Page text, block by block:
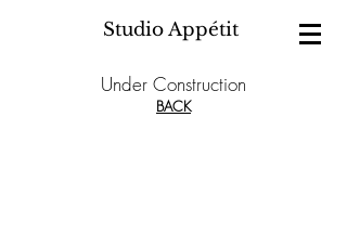
Studio Appétit
Under Construction
BACK